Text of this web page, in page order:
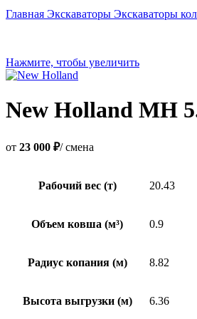
Главная Экскаваторы Экскаваторы
Нажмите, чтобы увеличить
New Holland MH
от 23 000 ₽/ смена
Рабочий вес (т) 20.43
Объем ковша (м³) 0.9
Радиус копания (м) 8.82
Высота выгрузки (м) 6.36